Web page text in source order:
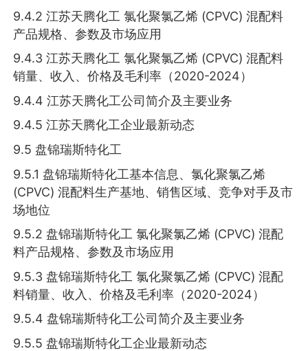
9.4.2 江苏天腾化工 氯化聚氯乙烯 (CPVC) 混配料
产品规格、参数及市场应用
9.4.3 江苏天腾化工 氯化聚氯乙烯 (CPVC) 混配料
销量、收入、价格及毛利率（2020-2024）
9.4.4 江苏天腾化工公司简介及主要业务
9.4.5 江苏天腾化工企业最新动态
9.5 盘锦瑞斯特化工
9.5.1 盘锦瑞斯特化工基本信息、氯化聚氯乙烯
(CPVC) 混配料生产基地、销售区域、竞争对手及市
场地位
9.5.2 盘锦瑞斯特化工 氯化聚氯乙烯 (CPVC) 混配
料产品规格、参数及市场应用
9.5.3 盘锦瑞斯特化工 氯化聚氯乙烯 (CPVC) 混配
料销量、收入、价格及毛利率（2020-2024）
9.5.4 盘锦瑞斯特化工公司简介及主要业务
9.5.5 盘锦瑞斯特化工企业最新动态